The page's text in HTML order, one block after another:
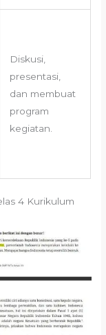
Diskusi,
presentasi,
dan membuat
program
kegiatan.
4 Kurikulum